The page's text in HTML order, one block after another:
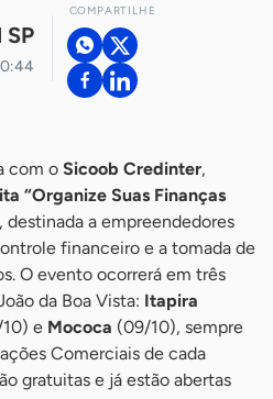
SP
COMPARTILHE
com o Sicoob Credinter,
“Organize Suas Finanças
, destinada a empreendedores
financeiro e a tomada de
O evento ocorrerá em três
da Boa Vista: Itapira
e Mococa (09/10), sempre
Comerciais de cada
gratuitas e já estão abertas